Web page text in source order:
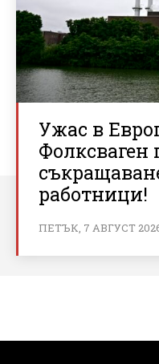
Ужас в
Фолксваген
работници!
ПЕТЪК, 7 АВГУСТ